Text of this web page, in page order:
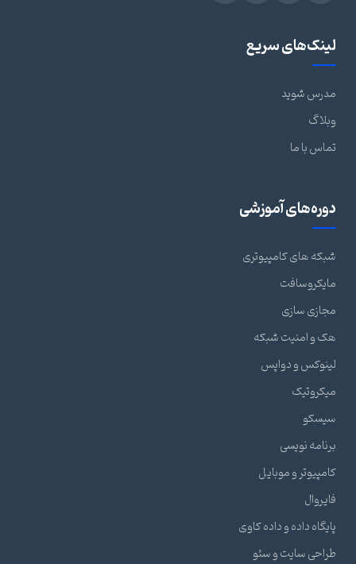
لینک‌های سریع
مدرس شوید
وبلاگ
تماس با ما
دوره‌های آموزشی
شبکه های کامپیوتری
مایکروسافت
مجازی سازی
هک و امنیت شبکه
لینوکس و دواپس
میکروتیک
سیسکو
برنامه نویسی
کامپیوتر و موبایل
فایروال
پایگاه داده و داده کاوی
طراحی سایت و سئو